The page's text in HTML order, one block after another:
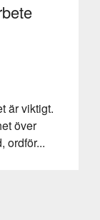
är viktigt.
över
ordför...